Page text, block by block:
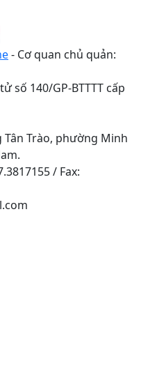
- Cơ quan chủ quản:
số 140/GP-BTTTT cấp
Tân Trào, phường Minh
/ Fax: